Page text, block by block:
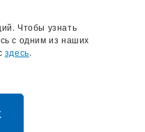
Чтобы узнать
с одним из наших
здесь.